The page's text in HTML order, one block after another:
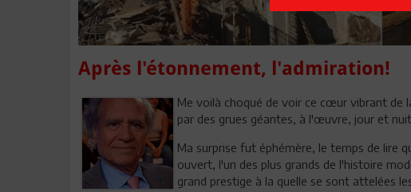
Après l'étonnement, l'admiration!
Me voilà choqué de voir ce cœur vibrant de
par des grues géantes, à l'œuvre, jour et
Ma surprise fut éphémère, le temps de lire
ouvert, l'un des plus grands de l'histoire
grand prestige à la quelle se sont attelées